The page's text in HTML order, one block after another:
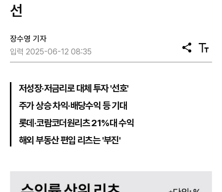
선
장수영 기자
입력 2025-06-12 08:35
공
유
텍
스
저성장·저금리로 대체 투자 '선호'
주가 상승 차익·배당수익 등 기대
롯데·코람코더원리츠 21%대 수익
해외 부동산 편입 리츠는 '부진'